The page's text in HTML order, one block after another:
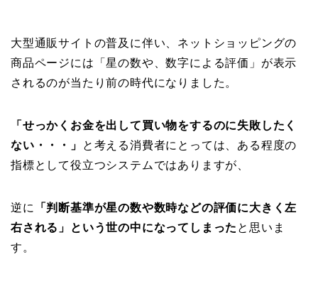
大型通販サイトの普及に伴い、ネットショッピングの
商品ページには「星の数や、数字による評価」が表示
されるのが当たり前の時代になりました。
「せっかくお金を出して買い物をするのに失敗したく
ない・・・」
と考える消費者にとっては、ある程度の
指標として役立つシステムではありますが、
逆に 「判断基準が星の数や数時などの評価に大きく左
右される」という世の中になってしまった と思いま
す。